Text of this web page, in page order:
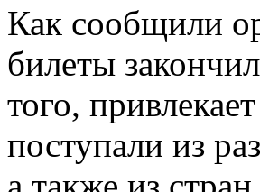
Как сообщили
билеты
того,
поступали из